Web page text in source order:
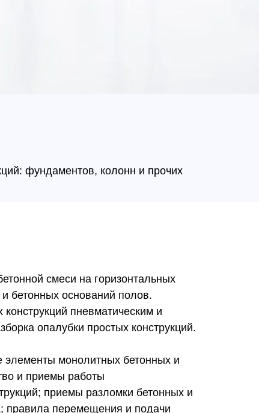
фундаментов, колонн и прочих
смеси на горизонтальных
бетонных оснований полов.
пневматическим и
опалубки простых конструкций.
элементы монолитных бетонных и
и приемы работы
приемы разломки бетонных и
правила перемещения и подачи